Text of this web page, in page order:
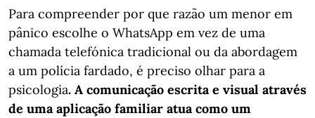
Para compreender por que razão um menor em
pânico escolhe o WhatsApp em vez de uma
chamada telefónica tradicional ou da abordagem
a um polícia fardado, é preciso olhar para a
psicologia. A comunicação escrita e visual através
de uma aplicação familiar atua como um